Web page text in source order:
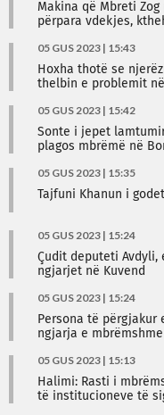
Makina që Mbreti
përpara vdekjes,
05 GUS 2023 | 15:43
Hoxha thotë se
thelbin e problemit në
05 GUS 2023 | 15:42
Sonte i jepet
plagos mbrëmë në
05 GUS 2023 | 15:35
Tajfuni Khanun i
05 GUS 2023 | 15:24
Çudit deputeti Avdyli,
ngjarjet në Kuvend
05 GUS 2023 | 15:24
Persona të përgjakur
ngjarja e
05 GUS 2023 | 15:13
Halimi: Rasti i
të institucioneve të